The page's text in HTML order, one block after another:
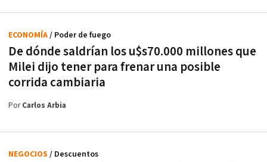
De dónde saldrían los u$s70.000 millones que
Milei dijo tener para frenar una posible
corrida cambiaria
ECONOMÍA/ Poder de fuego
PorCarlos Arbia
NEGOCIOS / Descuentos